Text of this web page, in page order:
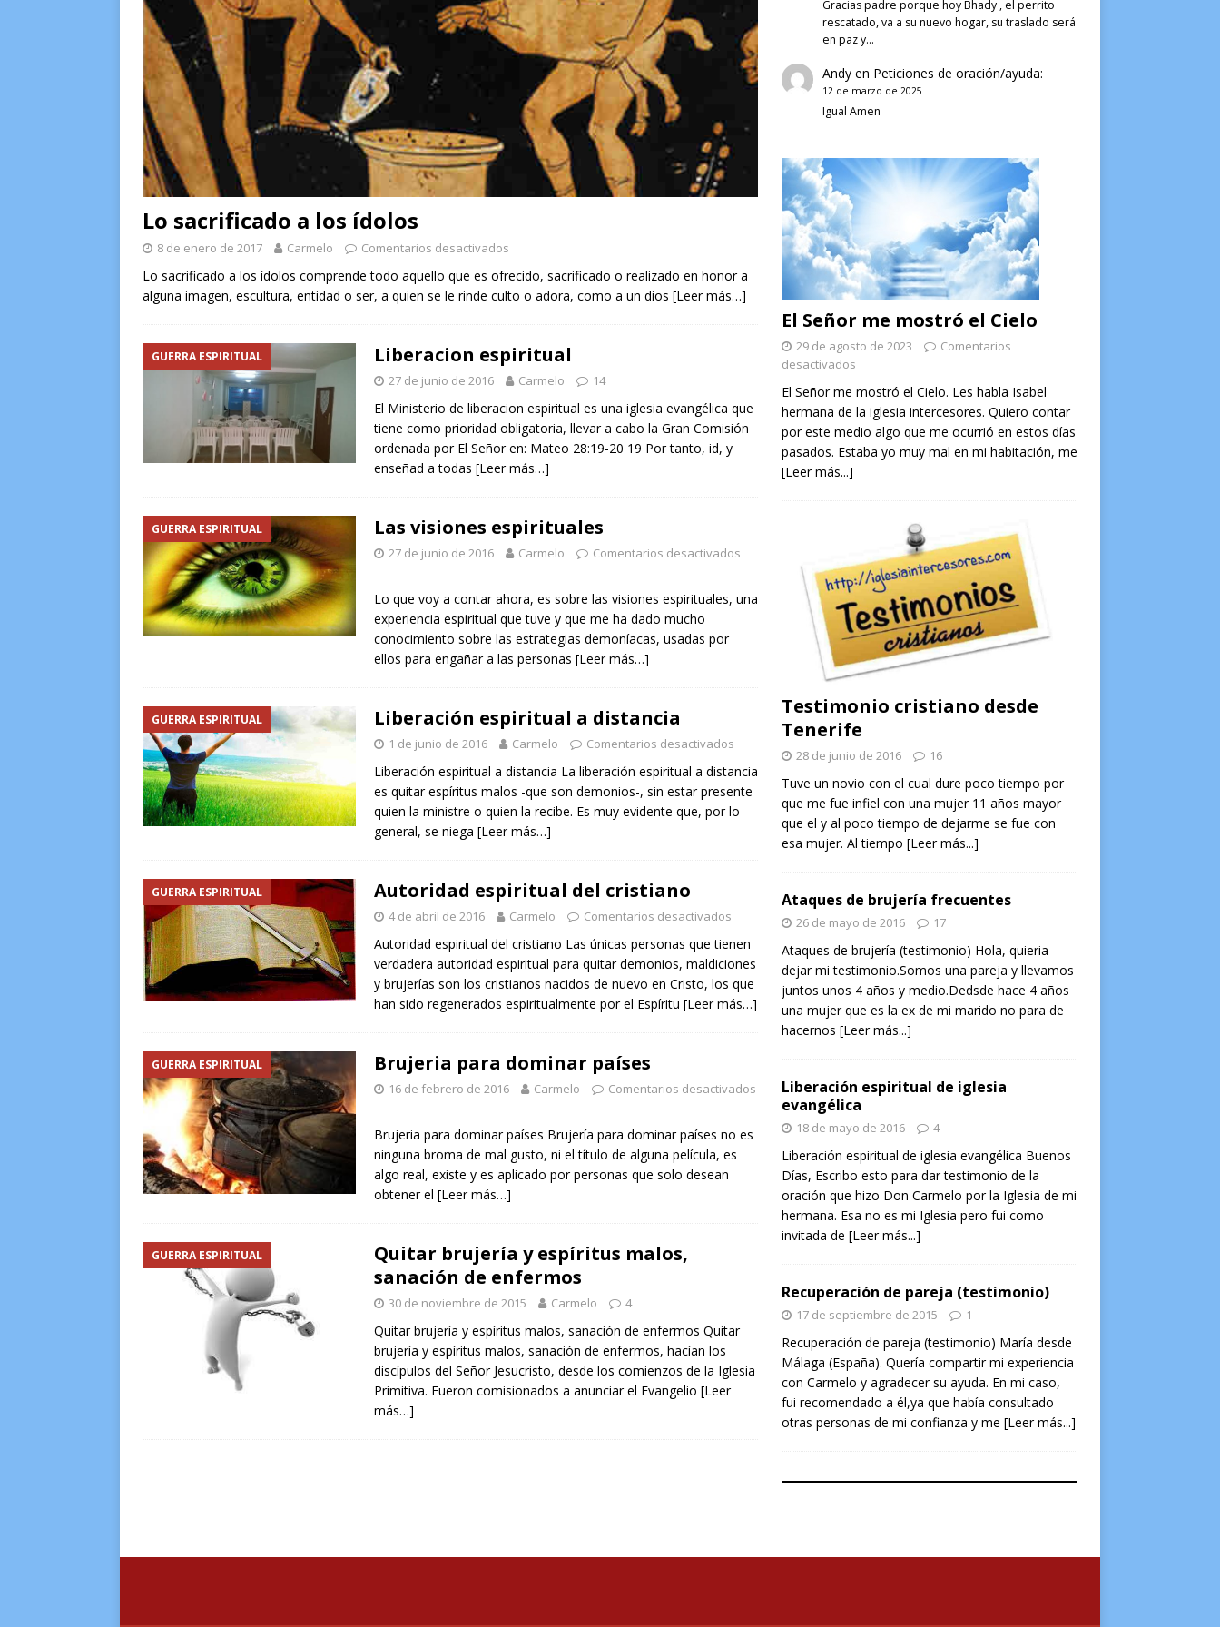
Lo sacrificado a los ídolos
8 de enero de 2017 Carmelo Comentarios desactivados
Lo sacrificado a los ídolos comprende todo aquello que es ofrecido, sacrificado o realizado en honor a
alguna imagen, escultura, entidad o ser, a quien se le rinde culto o adora, como a un dios [Leer más…]
GUERRA ESPIRITUAL Liberacion espiritual
27 de junio de 2016 Carmelo 14
El Ministerio de liberacion espiritual es una iglesia evangélica que
tiene como prioridad obligatoria, llevar a cabo la Gran Comisión
ordenada por El Señor en: Mateo 28:19-20 19 Por tanto, id, y
enseñad a todas [Leer más…]
GUERRA ESPIRITUAL Las visiones espirituales
27 de junio de 2016 Carmelo Comentarios desactivados
Lo que voy a contar ahora, es sobre las visiones espirituales, una
experiencia espiritual que tuve y que me ha dado mucho
conocimiento sobre las estrategias demoníacas, usadas por
ellos para engañar a las personas [Leer más…]
GUERRA ESPIRITUAL Liberación espiritual a distancia
1 de junio de 2016 Carmelo Comentarios desactivados
Liberación espiritual a distancia La liberación espiritual a distancia
es quitar espíritus malos -que son demonios-, sin estar presente
quien la ministre o quien la recibe. Es muy evidente que, por lo
general, se niega [Leer más…]
GUERRA ESPIRITUAL Autoridad espiritual del cristiano
4 de abril de 2016 Carmelo Comentarios desactivados
Autoridad espiritual del cristiano Las únicas personas que tienen
verdadera autoridad espiritual para quitar demonios, maldiciones
y brujerías son los cristianos nacidos de nuevo en Cristo, los que
han sido regenerados espiritualmente por el Espíritu [Leer más…]
GUERRA ESPIRITUAL Brujeria para dominar países
16 de febrero de 2016 Carmelo Comentarios desactivados
Brujeria para dominar países Brujería para dominar países no es
ninguna broma de mal gusto, ni el título de alguna película, es
algo real, existe y es aplicado por personas que solo desean
obtener el [Leer más…]
GUERRA ESPIRITUAL
Quitar brujería y espíritus malos,
sanación de enfermos
30 de noviembre de 2015 Carmelo 4
Quitar brujería y espíritus malos, sanación de enfermos Quitar
brujería y espíritus malos, sanación de enfermos, hacían los
discípulos del Señor Jesucristo, desde los comienzos de la Iglesia
Primitiva. Fueron comisionados a anunciar el Evangelio [Leer
más…]
Gracias padre porque hoy Bhady , el perrito
rescatado, va a su nuevo hogar, su traslado será
en paz y…
Andy en Peticiones de oración/ayuda:
12 de marzo de 2025
Igual Amen
El Señor me mostró el Cielo
29 de agosto de 2023
Comentarios
desactivados
El Señor me mostró el Cielo. Les habla Isabel
hermana de la iglesia intercesores. Quiero contar
por este medio algo que me ocurrió en estos días
pasados. Estaba yo muy mal en mi habitación, me
[Leer más...]
Testimonio cristiano desde
Tenerife
28 de junio de 2016 16
Tuve un novio con el cual dure poco tiempo por
que me fue infiel con una mujer 11 años mayor
que el y al poco tiempo de dejarme se fue con
esa mujer. Al tiempo [Leer más...]
Ataques de brujería frecuentes
26 de mayo de 2016 17
Ataques de brujería (testimonio) Hola, quieria
dejar mi testimonio.Somos una pareja y llevamos
juntos unos 4 años y medio.Dedsde hace 4 años
una mujer que es la ex de mi marido no para de
hacernos [Leer más...]
Liberación espiritual de iglesia
evangélica
18 de mayo de 2016 4
Liberación espiritual de iglesia evangélica Buenos
Días, Escribo esto para dar testimonio de la
oración que hizo Don Carmelo por la Iglesia de mi
hermana. Esa no es mi Iglesia pero fui como
invitada de [Leer más...]
Recuperación de pareja (testimonio)
17 de septiembre de 2015 1
Recuperación de pareja (testimonio) María desde
Málaga (España). Quería compartir mi experiencia
con Carmelo y agradecer su ayuda. En mi caso,
fui recomendado a él,ya que había consultado
otras personas de mi confianza y me [Leer más...]